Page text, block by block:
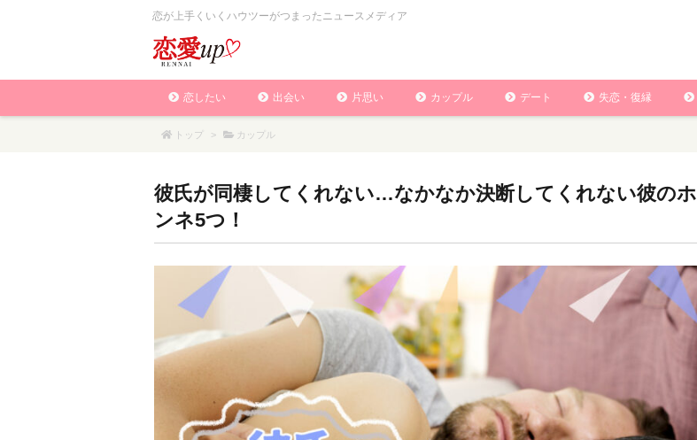
恋が上手くいくハウツーがつまったニュースメディア
恋したい 出会い 片思い カップル デート 失恋・復縁
トップ > カップル
彼氏が同棲してくれない…なかなか決断してくれない彼のホ
ンネ5つ！